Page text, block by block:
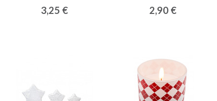
3,25 € 2,90 €